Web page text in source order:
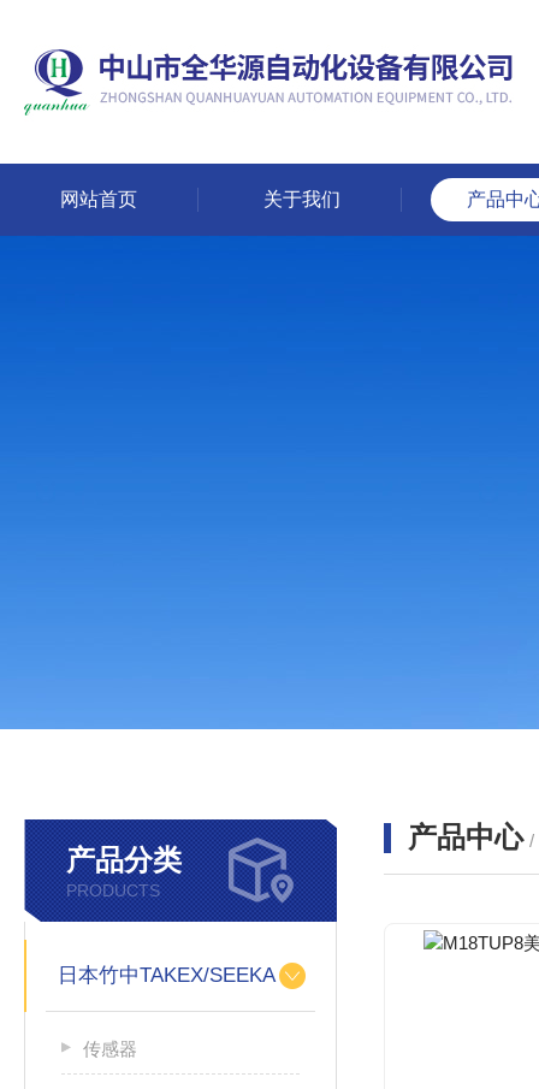
网站首页 关于我们 产品中
产品分类
PRODUCTS
日本竹中TAKEX/SEEKA
传感器
产品中心 /